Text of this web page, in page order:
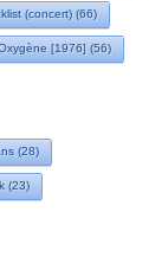
(concert) (66)
[1976] (56)
(28)
(23)